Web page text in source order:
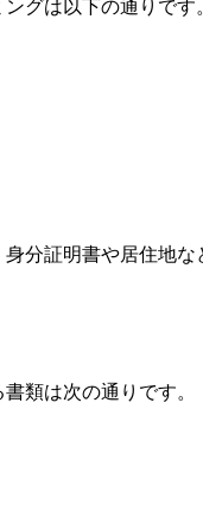
グは以下の通りです
分証明書や居住地
類は次の通りです。